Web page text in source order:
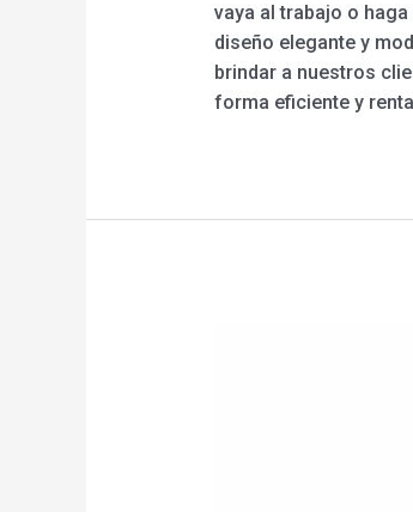
vaya al trabajo o
diseño elegante y
brindar a nuestros
forma eficiente y